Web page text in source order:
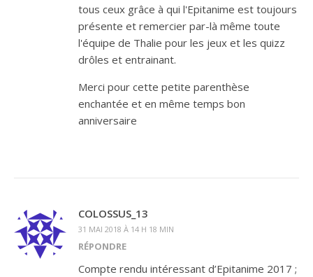
tous ceux grâce à qui l'Epitanime est toujours
présente et remercier par-là même toute
l'équipe de Thalie pour les jeux et les quizz
drôles et entrainant.
Merci pour cette petite parenthèse
enchantée et en même temps bon
anniversaire
COLOSSUS_13
31 MAI 2018 À 14 H 18 MIN
RÉPONDRE
Compte rendu intéressant d’Epitanime 2017 ;